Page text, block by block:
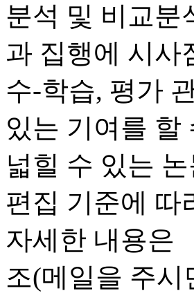
분석 및 비교분
과 집행에 시사
수-학습, 평가
있는 기여를 할
넓힐 수 있는
편집 기준에 따
자세한 내용은
조(메일을 주시